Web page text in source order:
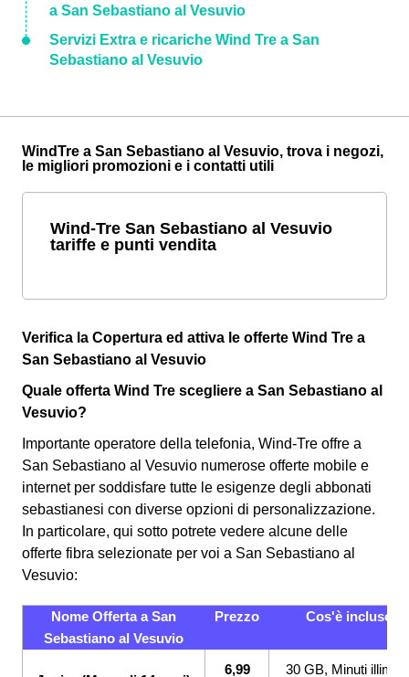
a San Sebastiano al Vesuvio
Servizi Extra e ricariche Wind Tre a San
Sebastiano al Vesuvio
WindTre a San Sebastiano al Vesuvio, trova i negozi,
le migliori promozioni e i contatti utili
Wind-Tre San Sebastiano al Vesuvio
tariffe e punti vendita
Verifica la Copertura ed attiva le offerte Wind Tre a
San Sebastiano al Vesuvio
Quale offerta Wind Tre scegliere a San Sebastiano al
Vesuvio?
Importante operatore della telefonia, Wind-Tre offre a
San Sebastiano al Vesuvio numerose offerte mobile e
internet per soddisfare tutte le esigenze degli abbonati
sebastianesi con diverse opzioni di personalizzazione.
In particolare, qui sotto potrete vedere alcune delle
offerte fibra selezionate per voi a San Sebastiano al
Vesuvio:
Nome Offerta a San
Sebastiano al Vesuvio
Prezzo Cos'è incluso
6,99
30 GB, Minuti